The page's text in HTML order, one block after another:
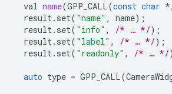
val name(GPP_CALL(const char *,
result. set( "name" , name);
result. set( "info" , /* … */);
result. set( "label" , /* … */);
result. set( "readonly" , /* … */
auto type = GPP_CALL(